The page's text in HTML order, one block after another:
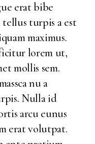
erat bibe
turpis a est
maximus.
lorem ut,
mollis sem.
nu a
Nulla id
arcu eunus
erat volutpat.